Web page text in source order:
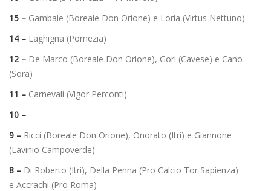
15 – Gambale (Boreale Don Orione) e Loria (Virtus Nettuno)
14 – Laghigna (Pomezia)
12 – De Marco (Boreale Don Orione), Gori (Cavese) e Cano
(Sora)
11 – Carnevali (Vigor Perconti)
10 –
9 – Ricci (Boreale Don Orione), Onorato (Itri) e Giannone
(Lavinio Campoverde)
8 – Di Roberto (Itri), Della Penna (Pro Calcio Tor Sapienza)
e Accrachi (Pro Roma)